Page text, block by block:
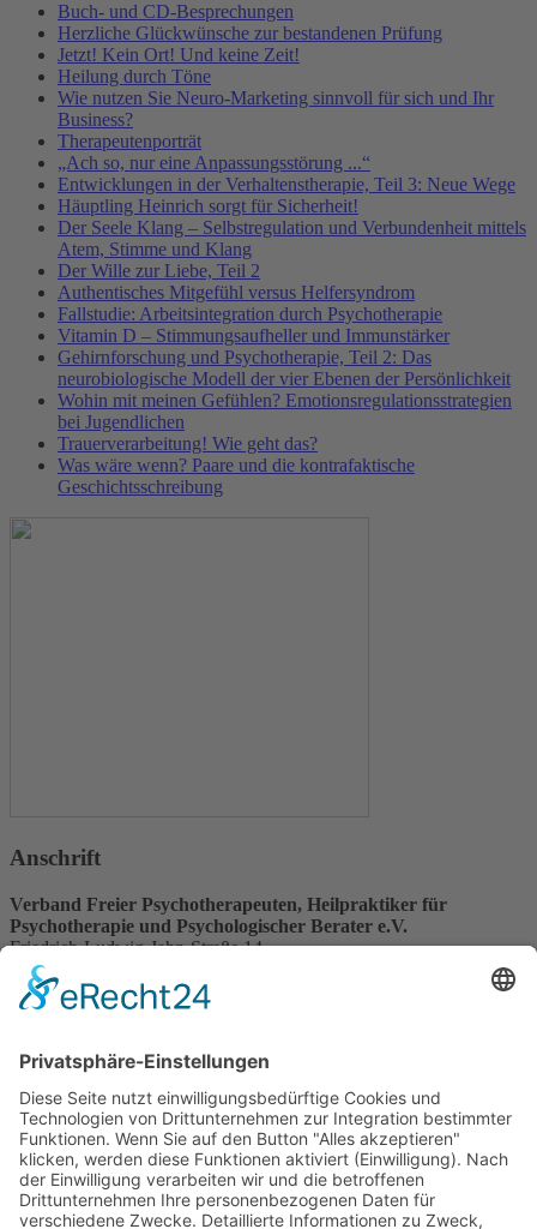
Buch- und CD-Besprechungen
Herzliche Glückwünsche zur bestandenen Prüfung
Jetzt! Kein Ort! Und keine Zeit!
Heilung durch Töne
Wie nutzen Sie Neuro-Marketing sinnvoll für sich und Ihr
Business?
Therapeutenporträt
„Ach so, nur eine Anpassungsstörung ...“
Entwicklungen in der Verhaltenstherapie, Teil 3: Neue Wege
Häuptling Heinrich sorgt für Sicherheit!
Der Seele Klang – Selbstregulation und Verbundenheit mittels
Atem, Stimme und Klang
Der Wille zur Liebe, Teil 2
Authentisches Mitgefühl versus Helfersyndrom
Fallstudie: Arbeitsintegration durch Psychotherapie
Vitamin D – Stimmungsaufheller und Immunstärker
Gehirnforschung und Psychotherapie, Teil 2: Das
neurobiologische Modell der vier Ebenen der Persönlichkeit
Wohin mit meinen Gefühlen? Emotionsregulationsstrategien
bei Jugendlichen
Trauerverarbeitung! Wie geht das?
Was wäre wenn? Paare und die kontrafaktische
Geschichtsschreibung
Anschrift
Verband Freier Psychotherapeuten, Heilpraktiker für
Psychotherapie und Psychologischer Berater e.V.
Friedrich-Ludwig-Jahn-Straße 14
31582 Nienburg/Weser
Service-Team
05021-8650320
Diese E-Mail-Adresse ist vor Spambots geschützt! Zur Anzeige
muss JavaScript eingeschaltet sein.
Wir sind Mitglied